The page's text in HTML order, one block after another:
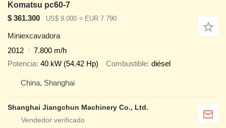
Komatsu pc60-7
$ 361.300
US$ 9.000 ≈ EUR 7.790
Miniexcavadora
2012
7.800 m/h
Potencia 40 kW (54.42 Hp) Combustible diésel
China, Shanghai
Shanghai Jiangchun Machinery Co., Ltd.